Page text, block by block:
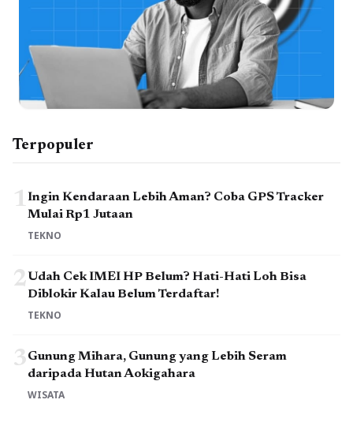
Terpopuler
1Ingin Kendaraan Lebih Aman? Coba GPS Tracker
Mulai Rp1 Jutaan
TEKNO
2Udah Cek IMEI HP Belum? Hati-Hati Loh Bisa
Diblokir Kalau Belum Terdaftar!
TEKNO
3Gunung Mihara, Gunung yang Lebih Seram
daripada Hutan Aokigahara
WISATA